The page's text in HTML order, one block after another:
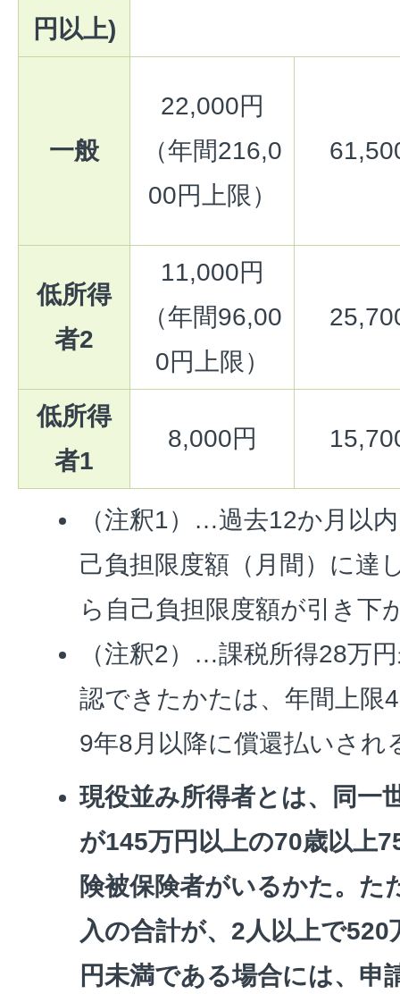
円以上)
一般
22,000円
（年間216,0
00円上限）
低所得
者2
11,000円
（年間96,00
0円上限）
低所得
者1
8,000円
（注釈1）…過去12か月以
己負担限度額（月間）に達
ら自己負担限度額が引き下
（注釈2）…課税所得28万
認できたかたは、年間上限
9年8月以降に償還払いされ
現役並み所得者とは、同一
が145万円以上の70歳以上
険被保険者がいるかた。た
入の合計が、2人以上で
円未満である場合には、申